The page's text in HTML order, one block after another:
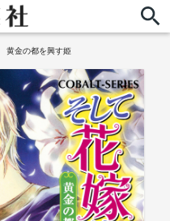
黄金の都を興す姫